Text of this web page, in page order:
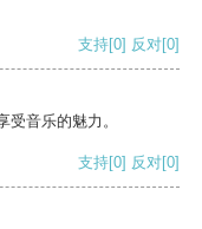
支持[0] 反对[0]
音乐的魅力。
支持[0] 反对[0]